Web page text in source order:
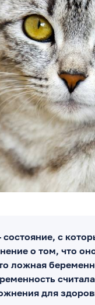
с
о том, что
ложная
для